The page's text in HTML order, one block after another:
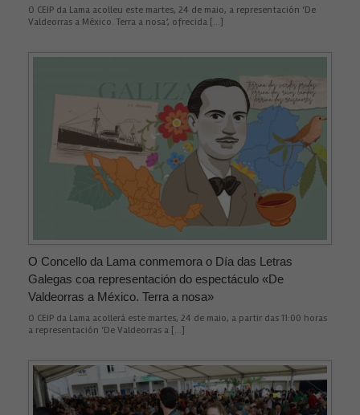
O CEIP da Lama acolleu este martes, 24 de maio, a representación ‘De
Valdeorras a México. Terra a nosa’, ofrecida […]
O Concello da Lama conmemora o Día das Letras
Galegas coa representación do espectáculo «De
Valdeorras a México. Terra a nosa»
O CEIP da Lama acollerá este martes, 24 de maio, a partir das 11:00 horas
a representación ‘De Valdeorras a […]